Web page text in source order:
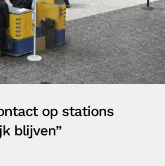
op stations
blijven”